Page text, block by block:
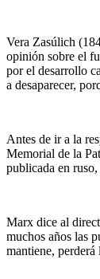
Vera Zasúlich
opinión sobre el
por el desarrollo
a desaparecer,
Antes de ir a la
Memorial de la
publicada en
Marx dice al
muchos años las
mantiene,